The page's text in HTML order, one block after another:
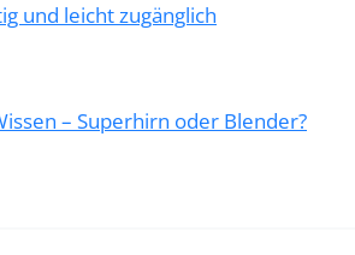
und leicht zugänglich
– Superhirn oder Blender?